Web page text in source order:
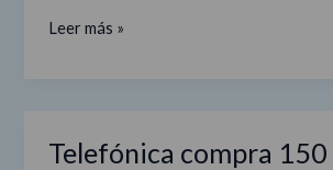
meses
Leer más »
Telefónica compra 150
Telefónica